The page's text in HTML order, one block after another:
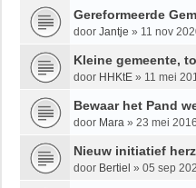
Gereformeerde
door Jantje » 11 nov
Kleine gemeente,
door HHKtE » 11 mei
Bewaar het Pand
door Mara » 23 mei
Nieuw initiatief
door Bertiel » 05 sep